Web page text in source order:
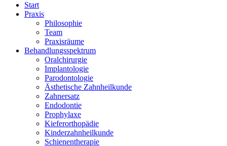
Start
Praxis
Philosophie
Team
Praxisräume
Behandlungsspektrum
Oralchirurgie
Implantologie
Parodontologie
Ästhetische Zahnheilkunde
Zahnersatz
Endodontie
Prophylaxe
Kieferorthopädie
Kinderzahnheilkunde
Schienentherapie